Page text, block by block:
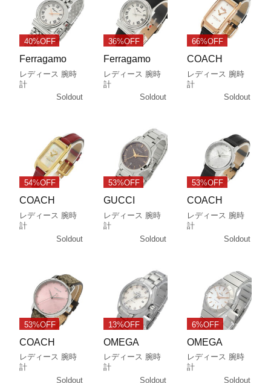
40%OFF
Ferragamo
レディース 腕時
計
Soldout
36%OFF
Ferragamo
レディース 腕時
計
Soldout
66%OFF
COACH
レディース 腕時
計
Soldout
54%OFF
COACH
レディース 腕時
計
Soldout
53%OFF
GUCCI
レディース 腕時
計
Soldout
53%OFF
COACH
レディース 腕時
計
Soldout
53%OFF
COACH
レディース 腕時
計
Soldout
13%OFF
OMEGA
レディース 腕時
計
Soldout
6%OFF
OMEGA
レディース 腕時
計
Soldout